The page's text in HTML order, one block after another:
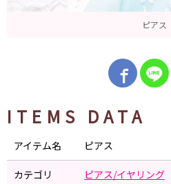
ピアス
ITEMS DATA
アイテム名 ピアス
カテゴリ ピアス/イヤリング